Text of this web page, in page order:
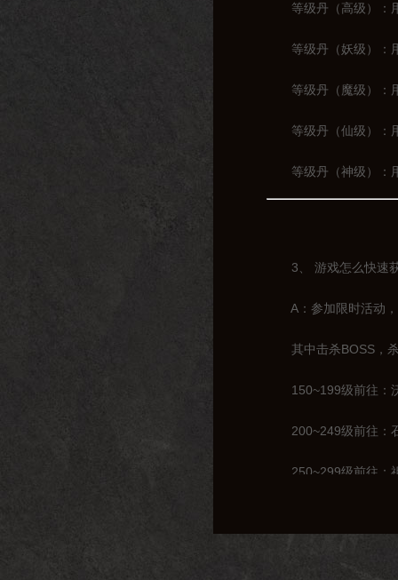
等级丹（高级）：
等级丹（妖级）：
等级丹（魔级）：
等级丹（仙级）：
等级丹（神级）：
3、 游戏怎么快速
A：参加限时活动，
其中击杀BOSS，杀
150~199级前往：沃
200~249级前往：石
250~299级前往：祖